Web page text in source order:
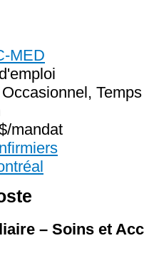
MED
Temps
mandat
– Soins et